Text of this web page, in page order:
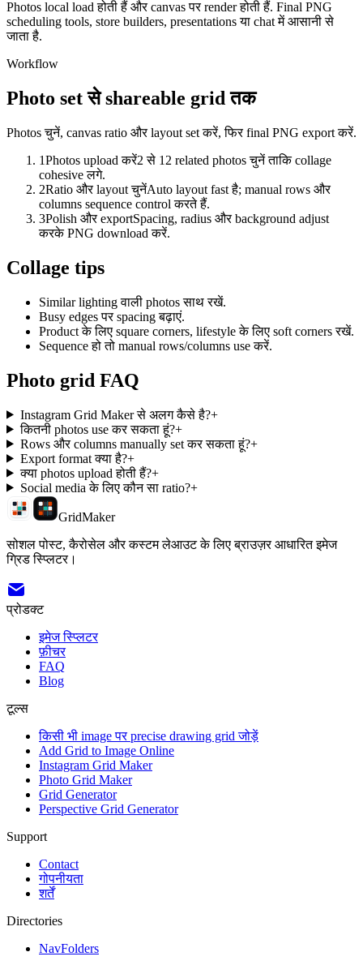
Photos local load होती हैं और canvas पर render होती हैं. Final PNG
scheduling tools, store builders, presentations या chat में आसानी से
जाता है.
Workflow
Photo set से shareable grid तक
Photos चुनें, canvas ratio और layout set करें, फिर final PNG export करें.
1Photos upload करें2 से 12 related photos चुनें ताकि collage
cohesive लगे.
2Ratio और layout चुनेंAuto layout fast है; manual rows और
columns sequence control करते हैं.
3Polish और exportSpacing, radius और background adjust
करके PNG download करें.
Collage tips
Similar lighting वाली photos साथ रखें.
Busy edges पर spacing बढ़ाएं.
Product के लिए square corners, lifestyle के लिए soft corners रखें.
Sequence हो तो manual rows/columns use करें.
Photo grid FAQ
Instagram Grid Maker से अलग कैसे है?+
कितनी photos use कर सकता हूं?+
Rows और columns manually set कर सकता हूं?+
Export format क्या है?+
क्या photos upload होती हैं?+
Social media के लिए कौन सा ratio?+
GridMaker
सोशल पोस्ट, कैरोसेल और कस्टम लेआउट के लिए ब्राउज़र आधारित इमेज
ग्रिड स्प्लिटर।
प्रोडक्ट
इमेज स्प्लिटर
फ़ीचर
FAQ
Blog
टूल्स
किसी भी image पर precise drawing grid जोड़ें
Add Grid to Image Online
Instagram Grid Maker
Photo Grid Maker
Grid Generator
Perspective Grid Generator
Support
Contact
गोपनीयता
शर्तें
Directories
NavFolders